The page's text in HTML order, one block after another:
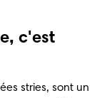
c'est
stries, sont un